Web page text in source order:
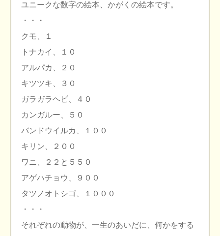
ユニークな数字の絵本、かがくの絵本です。
・・・
クモ、１
トナカイ、１０
アルパカ、２０
キツツキ、３０
ガラガラヘビ、４０
カンガルー、５０
バンドウイルカ、１００
キリン、２００
ワニ、２２と５５０
アゲハチョウ、９００
タツノオトシゴ、１０００
・・・
それぞれの動物が、一生のあいだに、何かをする